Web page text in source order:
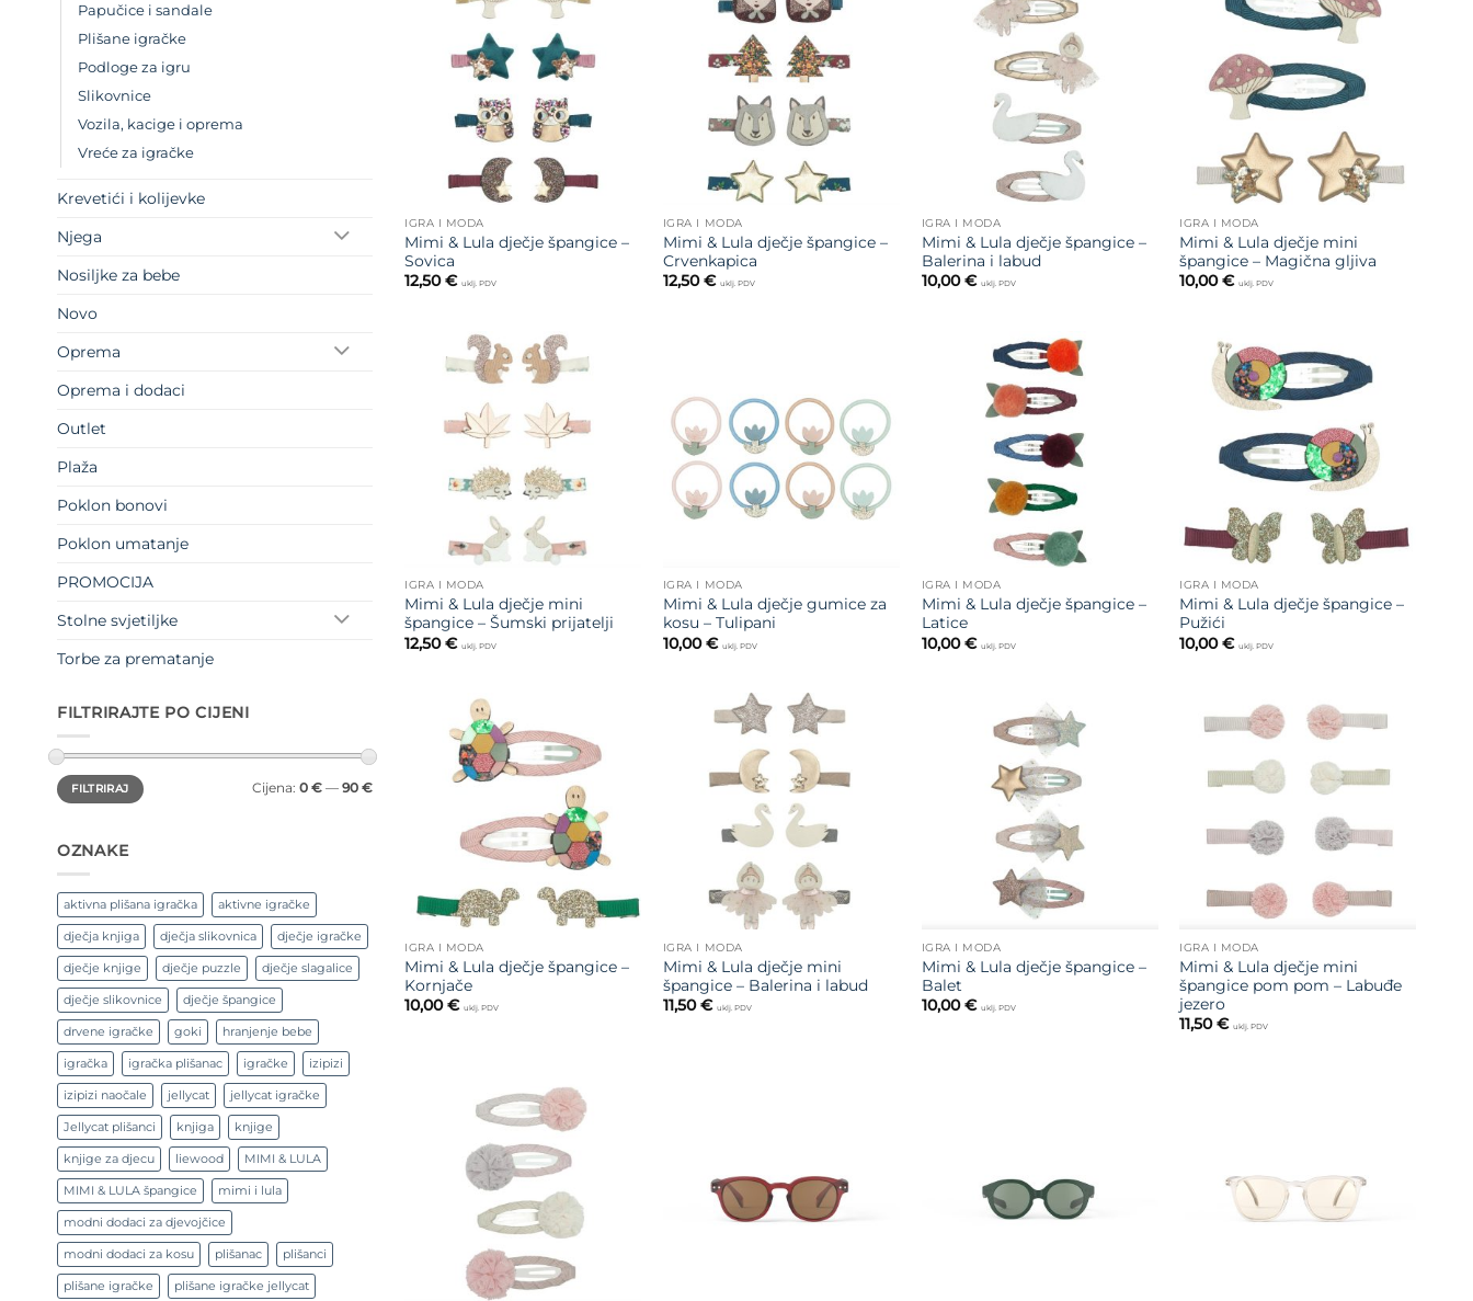
Papučice i sandale
Plišane igračke
Podloge za igru
Slikovnice
Vozila, kacige i oprema
Vreće za igračke
Krevetići i kolijevke
Njega
Nosiljke za bebe
Novo
Oprema
Oprema i dodaci
Outlet
Plaža
Poklon bonovi
Poklon umatanje
PROMOCIJA
Stolne svjetiljke
Torbe za prematanje
FILTRIRAJTE PO CIJENI
Min
cijena
Maks
cijenaFILTRIRAJ Cijena: 0 €— 90 €
OZNAKE
aktivna plišana igračka aktivne igračke
dječja knjiga dječja slikovnica dječje igračke
dječje knjige dječje puzzle dječje slagalice
dječje slikovnice dječje špangice
drvene igračke goki hranjenje bebe
igračka igračka plišanac igračke izipizi
izipizi naočale jellycat jellycat igračke
Jellycat plišanci knjiga knjige
knjige za djecu liewood MIMI & LULA
MIMI & LULA špangice mimi i lula
modni dodaci za djevojčice
modni dodaci za kosu plišanac plišanci
plišane igračke plišane igračke jellycat
želja
IGRA I MODA
Mimi & Lula dječje špangice –
Sovica
12,50€ uklj. PDV
želja
IGRA I MODA
Mimi & Lula dječje špangice –
Crvenkapica
12,50€ uklj. PDV
IGRA I MODA
Mimi & Lula dječje špangice –
Balerina i labud
10,00€ uklj. PDV
Dodajte
na listu
IGRA I MODA
Mimi & Lula dječje mini
špangice – Magična gljiva
10,00€ uklj. PDV
želja
IGRA I MODA
Mimi & Lula dječje mini
špangice – Šumski prijatelji
12,50€ uklj. PDV
na listu
želja
IGRA I MODA
Mimi & Lula dječje gumice za
kosu – Tulipani
10,00€ uklj. PDV
IGRA I MODA
Mimi & Lula dječje špangice –
Latice
10,00€ uklj. PDV
Dodajte
želja
IGRA I MODA
Mimi & Lula dječje špangice –
Pužići
10,00€ uklj. PDV
Dodajte
na listu
IGRA I MODA
Mimi & Lula dječje špangice –
Kornjače
10,00€ uklj. PDV
želja
IGRA I MODA
Mimi & Lula dječje mini
špangice – Balerina i labud
11,50€ uklj. PDV
IGRA I MODA
Mimi & Lula dječje špangice –
Balet
10,00€ uklj. PDV
na listu
želja
IGRA I MODA
Mimi & Lula dječje mini
špangice pom pom – Labuđe
jezero
11,50€ uklj. PDV